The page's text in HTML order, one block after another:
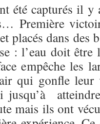
été capturés il
Première
placés dans des
: l’eau doit
empêche les
qui gonfle
jusqu’à
mais ils ont